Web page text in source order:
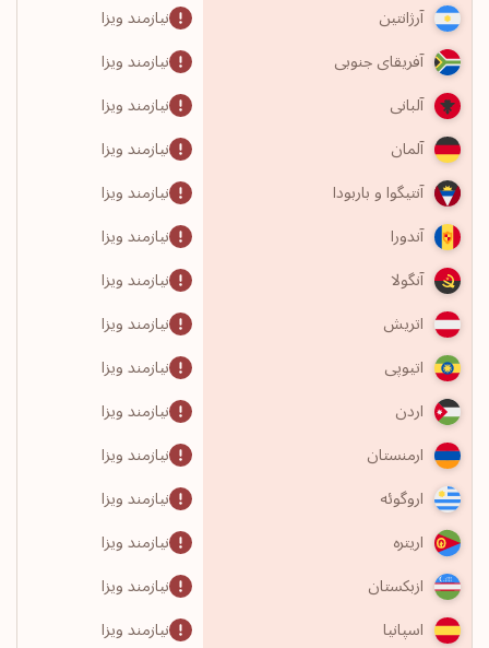
آرژانتین
نیازمند ویزا
آفریقای جنوبی
نیازمند ویزا
آلبانی
نیازمند ویزا
آلمان
نیازمند ویزا
آنتیگوا و باربودا
نیازمند ویزا
آندورا
نیازمند ویزا
آنگولا
نیازمند ویزا
اتریش
نیازمند ویزا
اتیوپی
نیازمند ویزا
اردن
نیازمند ویزا
ارمنستان
نیازمند ویزا
اروگوئه
نیازمند ویزا
اریتره
نیازمند ویزا
ازبکستان
نیازمند ویزا
اسپانیا
نیازمند ویزا